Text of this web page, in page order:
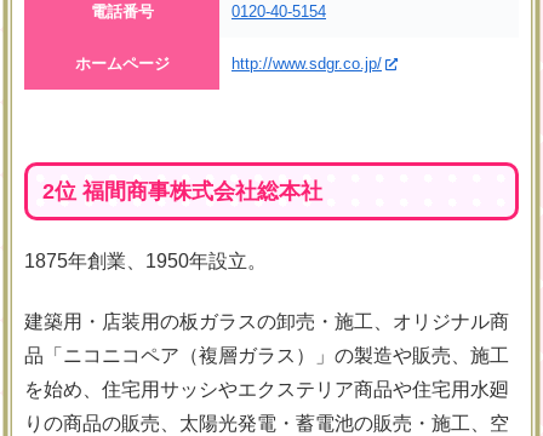
電話番号 0120-40-5154
ホームページ http://www.sdgr.co.jp/
2位 福間商事株式会社総本社
1875年創業、1950年設立。
建築用・店装用の板ガラスの卸売・施工、オリジナル商
品「ニコニコペア（複層ガラス）」の製造や販売、施工
を始め、住宅用サッシやエクステリア商品や住宅用水廻
りの商品の販売、太陽光発電・蓄電池の販売・施工、空